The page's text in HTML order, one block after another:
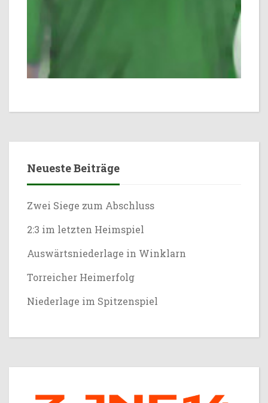
Neueste Beiträge
Zwei Siege zum Abschluss
2:3 im letzten Heimspiel
Auswärtsniederlage in Winklarn
Torreicher Heimerfolg
Niederlage im Spitzenspiel